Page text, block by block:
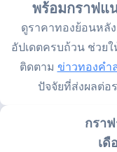
พร้อมกราฟแ
ดูราคาทองย้อนหลั
อัปเดตครบถ้วน ช่วย
ติดตาม ข่าวทองคำ
ปัจจัยที่ส่งผลต่อ
กรา
เดื